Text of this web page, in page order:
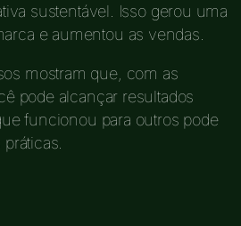
sustentável. Isso gerou uma
e aumentou as vendas.
mostram que, com as
pode alcançar resultados
funcionou para outros pode